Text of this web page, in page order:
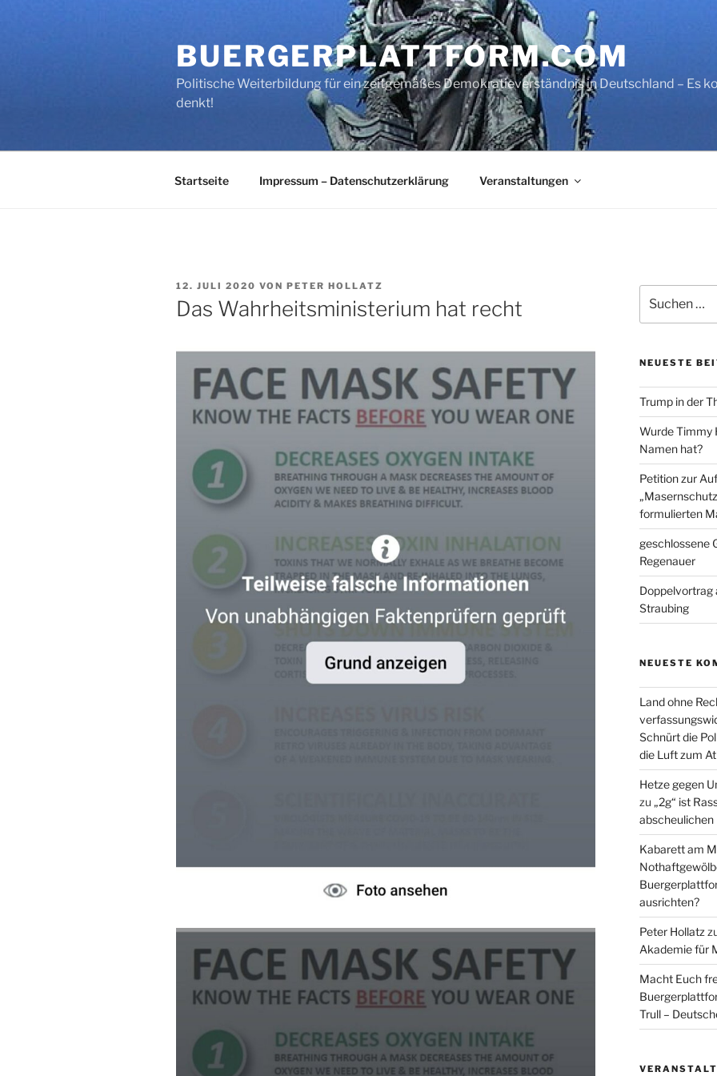
BUERGERPLATTFORM.COM
Politische Weiterbildung für ein zeitgemäßes Demokratieverständnis in Deutschland – Es
denkt!
Startseite Impressum – Datenschutzerklärung Veranstaltungen
VERÖFFENTLICHT
AM
12. JULI 2020 VON PETER HOLLATZ
Das Wahrheitsministerium hat recht
nach:
NEUESTE
Trump in der
Wurde Timmy
Namen hat?
Petition zur
formulierten
geschlossene
Regenauer
Doppelvortrag
Straubing
NEUESTE
Land ohne
Schnürt die
die Luft zum
Hetze gegen
zu „2g“ ist
abscheulichen
Kabarett am
ausrichten?
Peter Hollatz
Akademie für
Macht Euch
Trull –